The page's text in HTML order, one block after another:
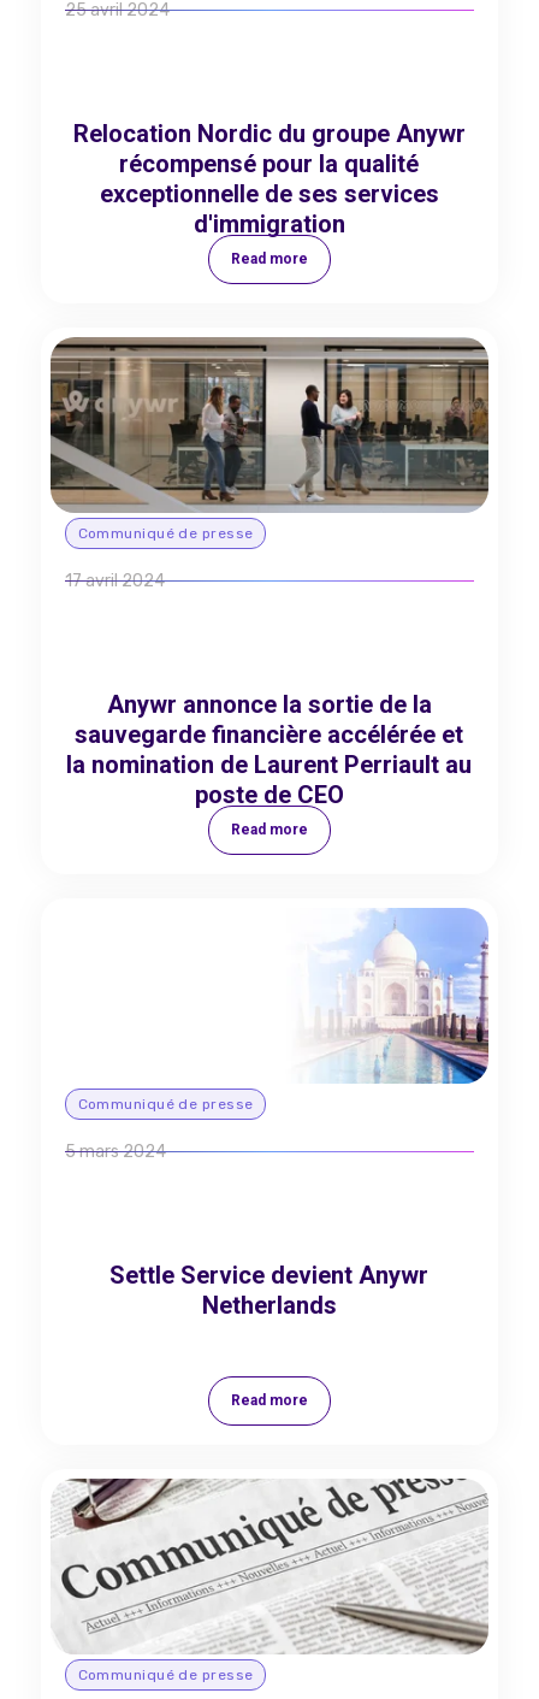
25 avril 2024
Relocation Nordic du groupe Anywr
récompensé pour la qualité
exceptionnelle de ses services
d'immigration
Read more
Communiqué de presse
17 avril 2024
Anywr annonce la sortie de la
sauvegarde financière accélérée et
la nomination de Laurent Perriault au
poste de CEO
Read more
Communiqué de presse
5 mars 2024
Settle Service devient Anywr
Netherlands
Read more
Communiqué de presse